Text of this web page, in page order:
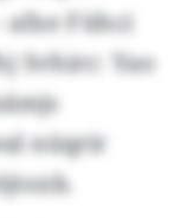
Fühci
Svhirc: Yao
nüqrir